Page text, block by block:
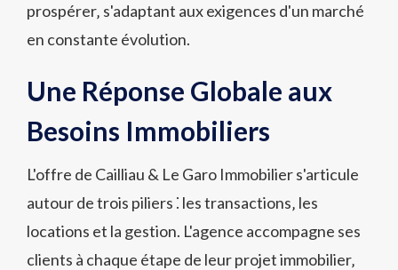
prospérer‚ s'adaptant aux exigences d'un marché
en constante évolution.
Une Réponse Globale aux
Besoins Immobiliers
L'offre de Cailliau & Le Garo Immobilier s'articule
autour de trois piliers ⁚ les transactions‚ les
locations et la gestion. L'agence accompagne ses
clients à chaque étape de leur projet immobilier‚